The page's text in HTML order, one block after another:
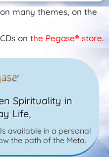
many themes, on the
on the Pegase® store.
Spirituality in
Life,
available in a personal
the path of the Meta.